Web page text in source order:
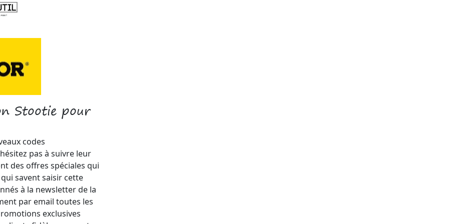
Stootie pour
codes
pas à suivre leur
des offres spéciales qui
savent saisir cette
à la newsletter de la
par email toutes les
exclusives